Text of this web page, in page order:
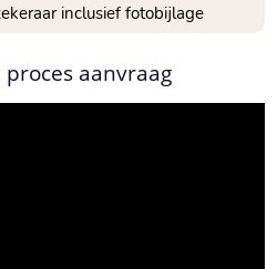
inclusief fotobijlage
aanvraag